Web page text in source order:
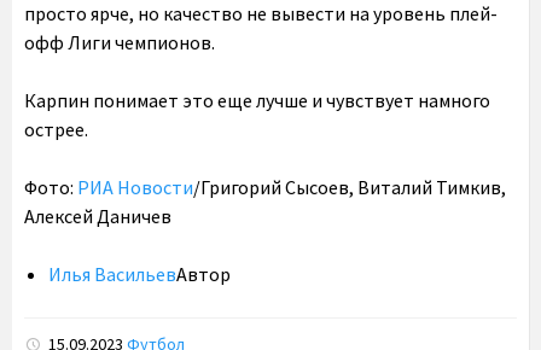
просто ярче, но качество не вывести на уровень плей-
офф Лиги чемпионов.
Карпин понимает это еще лучше и чувствует намного
острее.
Фото: РИА Новости/Григорий Сысоев, Виталий Тимкив,
Алексей Даничев
Илья ВасильевАвтор
15.09.2023 Футбол